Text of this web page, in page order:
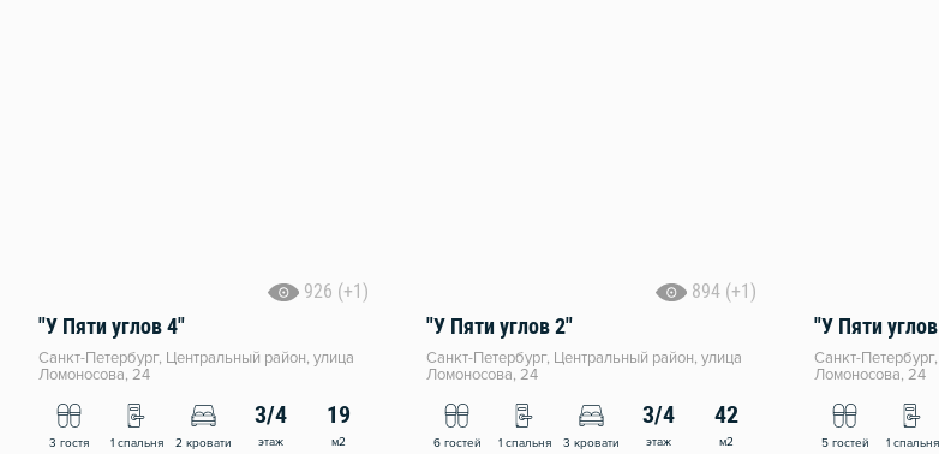
926 (+1)
"У Пяти углoв 4"
Санкт-Петербург, Центральный район, улица
Ломоносова, 24
3 гостя 1 спальня 2 кровати
3/4
этаж
19
м2
894 (+1)
"У Пяти углов 2"
Санкт-Петербург, Центральный район, улица
Ломоносова, 24
6 гостей 1 спальня 3 кровати
3/4
этаж
42
м2
"У Пяти
Санкт-
Ломоносова, 24
5 гостей 1 спальня